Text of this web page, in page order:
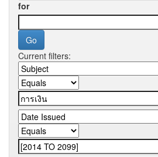
for
Current filters: